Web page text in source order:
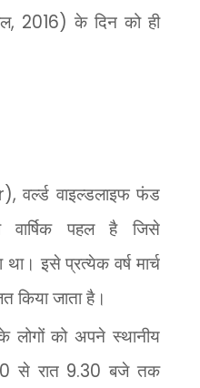
, 2016)के दिन को ही
वर्ल्ड वाइल्डलाइफ फंड
वार्षिक पहल है जिसे
इसे प्रत्येक वर्ष मार्च
किया जाता है।
को अपने स्थानीय
से रात 9.30बजे तक